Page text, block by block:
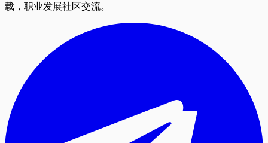
载，职业发展社区交流。